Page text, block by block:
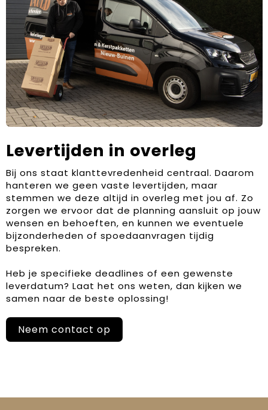
Levertijden in overleg
Bij ons staat klanttevredenheid centraal. Daarom
hanteren we geen vaste levertijden, maar
stemmen we deze altijd in overleg met jou af. Zo
zorgen we ervoor dat de planning aansluit op jouw
wensen en behoeften, en kunnen we eventuele
bijzonderheden of spoedaanvragen tijdig
bespreken.
Heb je specifieke deadlines of een gewenste
leverdatum? Laat het ons weten, dan kijken we
samen naar de beste oplossing!
Neem contact op